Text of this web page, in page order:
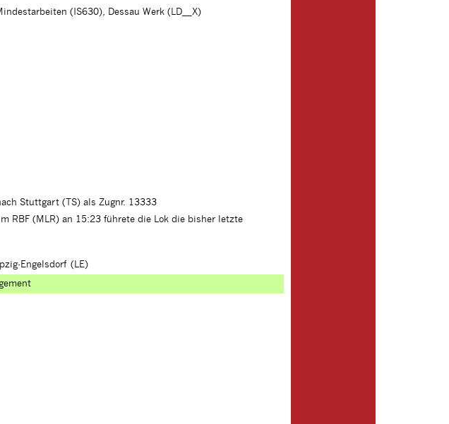
(IS630), Dessau Werk (LD__X)
Stuttgart (TS) als Zugnr. 13333
RBF (MLR) an 15:23 führete die Lok die bisher letzte
Engelsdorf (LE)